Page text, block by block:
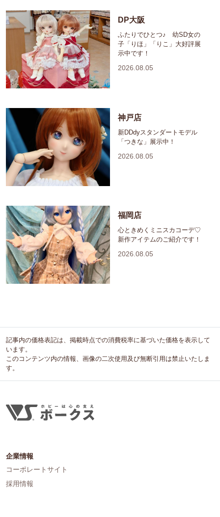
DP大阪
ふたりでひとつ♪ 幼SD女の
子「りほ」「りこ」大好評展
示中です！
2026.08.05
神戸店
新DDdyスタンダートモデル
「つきな」展示中！
2026.08.05
福岡店
心ときめくミニスカコーデ♡
新作アイテムのご紹介です！
2026.08.05
記事内の価格表記は、掲載時点での消費税率に基づいた価格を表示して
います。
このコンテンツ内の情報、画像の二次使用及び無断引用は禁止いたしま
す。
企業情報
コーポレートサイト
採用情報